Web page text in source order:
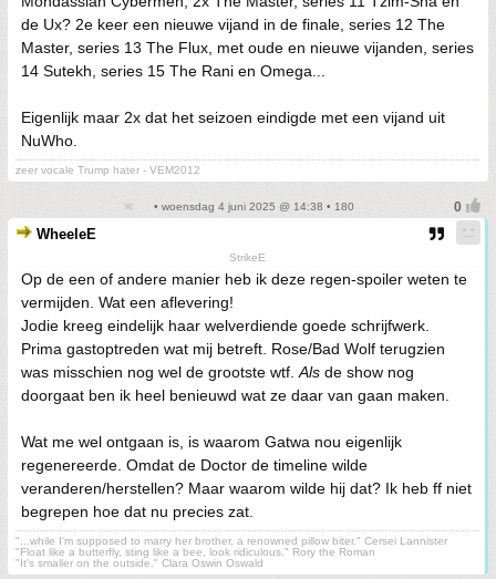
de Ux? 2e keer een nieuwe vijand in de finale, series 12 The
Master, series 13 The Flux, met oude en nieuwe vijanden, series
14 Sutekh, series 15 The Rani en Omega...
Eigenlijk maar 2x dat het seizoen eindigde met een vijand uit
NuWho.
zeer vocale Trump hater - VEM2012
• woensdag 4 juni 2025 @ 14:38 • 180
WheeleE
StrikeE
Op de een of andere manier heb ik deze regen-spoiler weten te
vermijden. Wat een aflevering!
Jodie kreeg eindelijk haar welverdiende goede schrijfwerk.
Prima gastoptreden wat mij betreft. Rose/Bad Wolf terugzien
was misschien nog wel de grootste wtf. Als de show nog
doorgaat ben ik heel benieuwd wat ze daar van gaan maken.
Wat me wel ontgaan is, is waarom Gatwa nou eigenlijk
regenereerde. Omdat de Doctor de timeline wilde
veranderen/herstellen? Maar waarom wilde hij dat? Ik heb ff niet
begrepen hoe dat nu precies zat.
"...while I'm supposed to marry her brother, a renowned pillow biter." Cersei Lannister
"Float like a butterfly, sting like a bee, look ridiculous." Rory the Roman
"It's smaller on the outside." Clara Oswin Oswald